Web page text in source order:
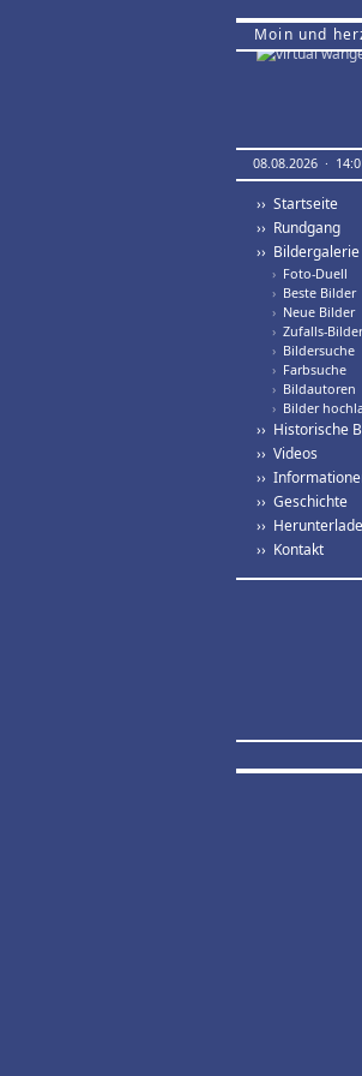
Moin und
08.08.2026 ·
›› Startseite
›› Rundgang
›› Bildergalerie
› Foto-Duell
› Beste Bilder
› Neue Bilder
› Zufalls-Bilder
› Bildersuche
› Farbsuche
› Bildautoren
› Bilder
›› Historische
›› Videos
››
›› Geschichte
››
›› Kontakt